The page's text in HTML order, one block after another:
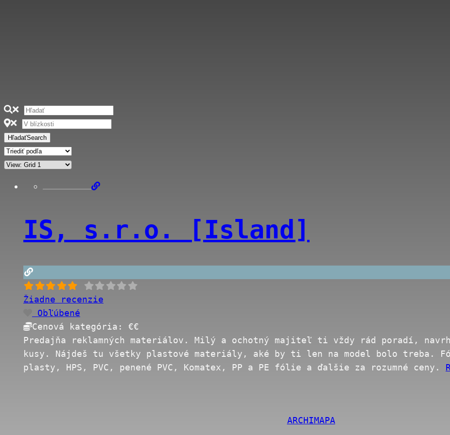
HľadaťSearch
IS, s.r.o. [Island]
Žiadne recenzie
Obľúbené
Cenová kategória: €€
Predajňa reklamných materiálov. Milý a ochotný majiteľ ti vždy rád poradí,
kusy. Nájdeš tu všetky plastové materiály, aké by ti len na model bolo treba.
plasty, HPS, PVC, penené PVC, Komatex, PP a PE fólie a ďalšie za rozumné ceny.
ARCHIMAPA